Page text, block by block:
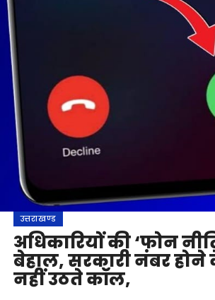
उत्तराखण्ड
अधिकारियों की ‘फोन
बेहाल, सरकारी नंबर
नहीं उठते कॉल,